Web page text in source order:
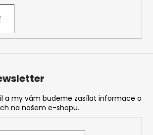
a my vám budeme zasílat informace o
na našem e-shopu.